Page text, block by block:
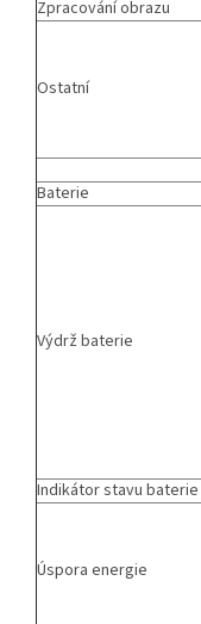
Zpracování obrazu
Ostatní
Baterie
Výdrž baterie
Indikátor stavu baterie
Úspora energie